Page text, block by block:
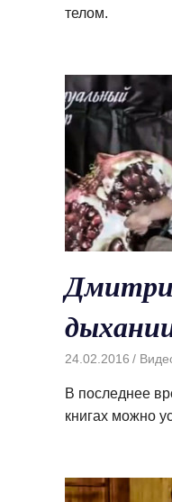
телом.
24.02.2016
В последнее
книгах можно